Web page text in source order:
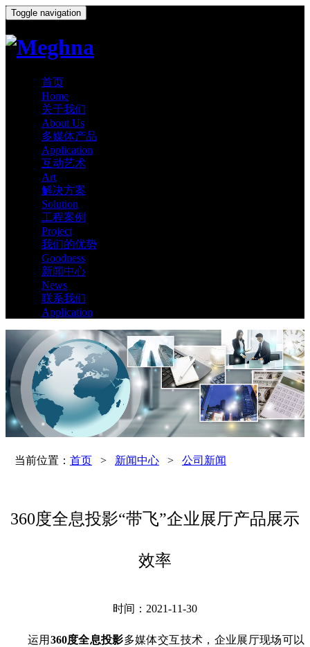
Toggle navigation
首页
Home
关于我们
About Us
多媒体产品
Application
互动艺术
Art
解决方案
Solution
工程案例
Project
我们的优势
Goodness
新闻中心
News
联系我们
Application
当前位置： 首页> 新闻中心> 公司新闻
360度全息投影“带飞”企业展厅产品展示
效率
时间：2021-11-30
运用 360度全息投影多媒体交互技术，企业展厅现场可以